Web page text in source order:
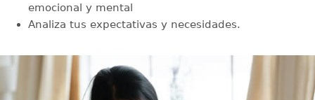
emocional y mental
Analiza tus expectativas y necesidades.